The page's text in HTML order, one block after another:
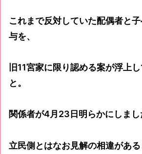
これまで反対していた配偶者と
与を、
旧11宮家に限り認める案が浮上
と。
関係者が4月23日明らかにしまし
立民側とはなお見解の相違があ